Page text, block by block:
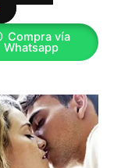
Compra vía
Whatsapp